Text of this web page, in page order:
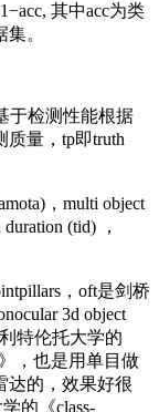
其中acc为类
。
于检测性能根据
量，tp即truth
，multi object
(tid) ，
，oft是剑桥
3d object
特伦托大学的
》，也是用单目做
达的，效果好很
的《class-